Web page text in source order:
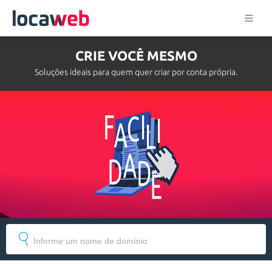
CRIE VOCÊ MESMO
Soluções ideais para quem quer criar por conta própria.